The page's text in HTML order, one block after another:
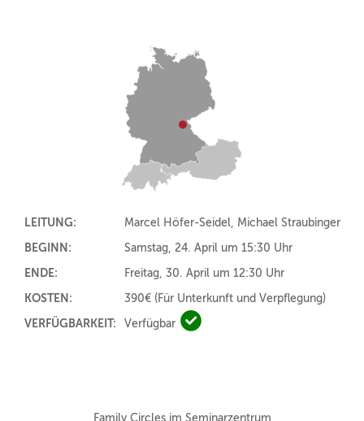
LEITUNG:
Marcel Höfer-Seidel, Michael Straubinger
BEGINN:
Samstag, 24. April um 15:30 Uhr
ENDE:
Freitag, 30. April um 12:30 Uhr
KOSTEN:
390€ (Für Unterkunft und Verpflegung)
VERFÜGBARKEIT:
Verfügbar Verfügbar
Family Circles im Seminarzentrum